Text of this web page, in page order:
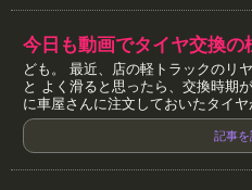
今日も動画でタイヤ交換の
ども。 最近、店の軽トラックのリ
と よく滑ると思ったら、交換時期
に車屋さんに注文しておいたタイ
記事を